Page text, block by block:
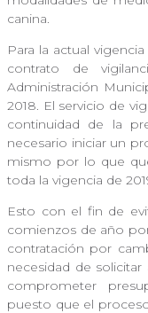
canina.
Para la actual
contrato de
Administración
2018. El servicio de
continuidad de la
necesario iniciar un
mismo por lo que
toda la vigencia de
Esto con el fin de
comienzos de año
contratación por
necesidad de
comprometer
puesto que el